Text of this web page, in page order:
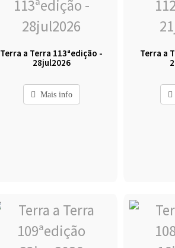
Terra a Terra 113ªedição -
28jul2026
Mais info
Terra a